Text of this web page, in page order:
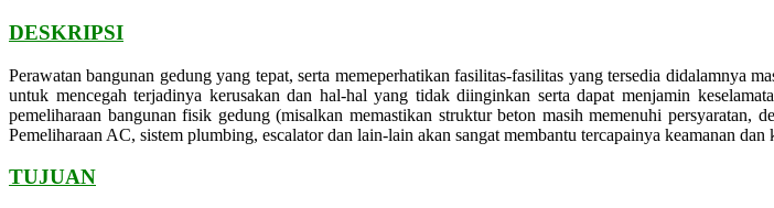
DESKRIPSI
Perawatan bangunan gedung yang tepat, serta memeperhatikan fasilitas-fasilitas yang tersedia didalamnya
untuk mencegah terjadinya kerusakan dan hal-hal yang tidak diinginkan serta dapat menjamin
pemeliharaan bangunan fisik gedung (misalkan memastikan struktur beton masih memenuhi
Pemeliharaan AC, sistem plumbing, escalator dan lain-lain akan sangat membantu tercapainya keamanan
TUJUAN